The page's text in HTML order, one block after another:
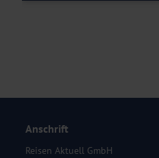
Anschrift
Reisen Aktuell GmbH